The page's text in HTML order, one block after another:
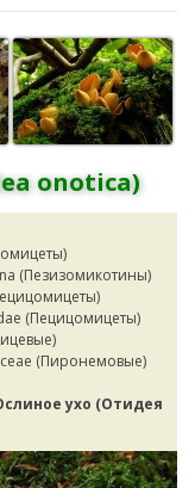
onotica)
(Пезизомикотины)
(Пецицомицеты)
(Пиронемовые)
ухо (Отидея